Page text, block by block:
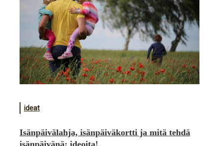
ideat
Isänpäivälahja, isänpäiväkortti ja mitä tehdä